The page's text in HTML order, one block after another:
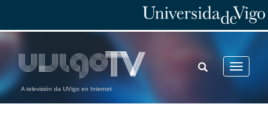
A televisión da UVigo en Internet
Toggle
TOGGLE
SEARCH